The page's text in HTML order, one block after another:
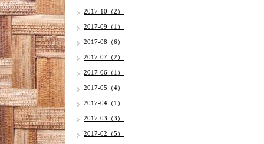
2017-10（2）
2017-09（1）
2017-08（6）
2017-07（2）
2017-06（1）
2017-05（4）
2017-04（1）
2017-03（3）
2017-02（5）